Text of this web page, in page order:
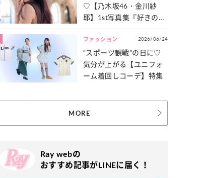
♡【乃木坂46・金川紗
耶】1st写真集『好きのグ
たっぷりとお届け！
ファッション 2026/06/24
“スポーツ観戦”の日に♡
気分が上がる【ユニフォ
ーム着回しコーデ】特集
MORE
Ray webの
おすすめ記事がLINEに届く！